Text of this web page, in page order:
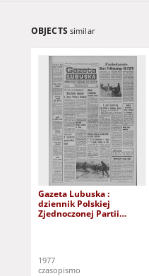
OBJECTS similar
Gazeta Lubuska :
dziennik Polskiej
Zjednoczonej Partii
1977
czasopismo